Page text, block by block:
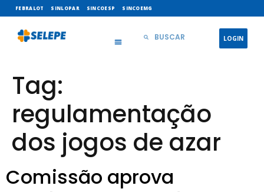
FEBRALOT SINLOPAR SINCOESP SINCOEMG
LOGIN
Tag:
regulamentação
dos jogos de azar
Comissão aprova